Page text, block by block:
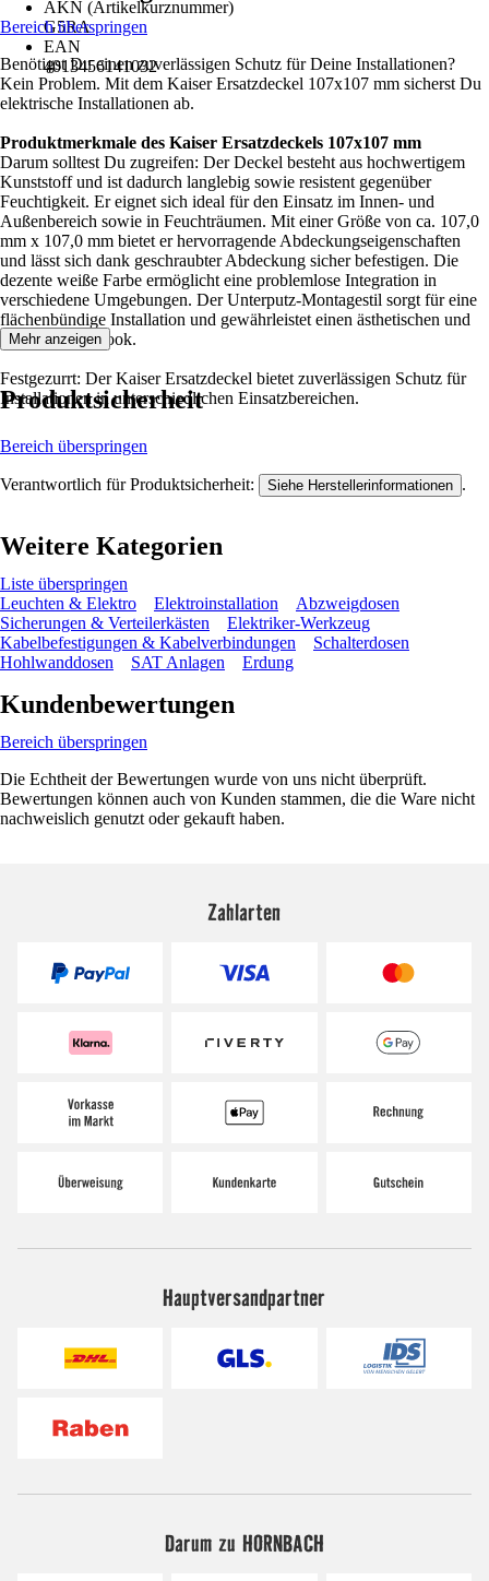
AKN (Artikelkurznummer)
G5RA
EAN
4013456141032
Bereich überspringen
Benötigst Du einen zuverlässigen Schutz für Deine Installationen?
Kein Problem. Mit dem Kaiser Ersatzdeckel 107x107 mm sicherst Du
elektrische Installationen ab.
Produktmerkmale des Kaiser Ersatzdeckels 107x107 mm
Darum solltest Du zugreifen: Der Deckel besteht aus hochwertigem
Kunststoff und ist dadurch langlebig sowie resistent gegenüber
Feuchtigkeit. Er eignet sich ideal für den Einsatz im Innen- und
Außenbereich sowie in Feuchträumen. Mit einer Größe von ca. 107,0
mm x 107,0 mm bietet er hervorragende Abdeckungseigenschaften
und lässt sich dank geschraubter Abdeckung sicher befestigen. Die
dezente weiße Farbe ermöglicht eine problemlose Integration in
verschiedene Umgebungen. Der Unterputz-Montagestil sorgt für eine
flächenbündige Installation und gewährleistet einen ästhetischen und
unauffälligen Look.
Festgezurrt: Der Kaiser Ersatzdeckel bietet zuverlässigen Schutz für
Installationen in unterschiedlichen Einsatzbereichen.
Mehr anzeigen
Produktsicherheit
Bereich überspringen
Verantwortlich für Produktsicherheit: Siehe Herstellerinformationen .
Weitere Kategorien
Liste überspringen
Leuchten & Elektro
Elektroinstallation
Abzweigdosen
Sicherungen & Verteilerkästen
Elektriker-Werkzeug
Kabelbefestigungen & Kabelverbindungen
Schalterdosen
Hohlwanddosen
SAT Anlagen Erdung
Kundenbewertungen
Bereich überspringen
Die Echtheit der Bewertungen wurde von uns nicht überprüft.
Bewertungen können auch von Kunden stammen, die die Ware nicht
nachweislich genutzt oder gekauft haben.
Zahlarten
Hauptversandpartner
Darum zu HORNBACH